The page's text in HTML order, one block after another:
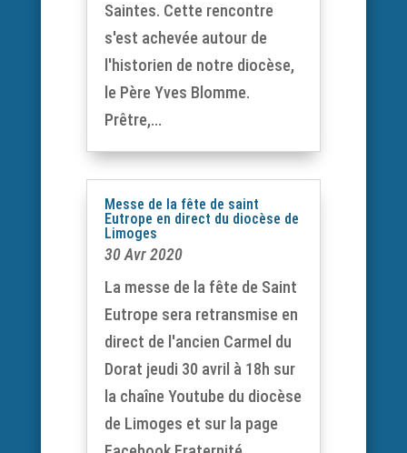
Saintes. Cette rencontre
s'est achevée autour de
l'historien de notre diocèse,
le Père Yves Blomme.
Prêtre,...
Messe de la fête de saint
Eutrope en direct du diocèse de
Limoges
30 Avr 2020
La messe de la fête de Saint
Eutrope sera retransmise en
direct de l'ancien Carmel du
Dorat jeudi 30 avril à 18h sur
la chaîne Youtube du diocèse
de Limoges et sur la page